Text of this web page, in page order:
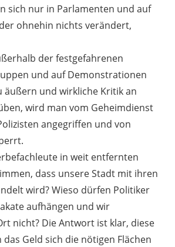
sich nur in Parlamenten und auf
ohnehin nichts verändert,
der festgefahrenen
und auf Demonstrationen
äußern und wirkliche Kritik an
wird man vom Geheimdienst
angegriffen und von
in weit entfernten
dass unsere Stadt mit ihren
wird? Wieso dürfen Politiker
aufhängen und wir
nicht? Die Antwort ist klar, diese
Geld sich die nötigen Flächen